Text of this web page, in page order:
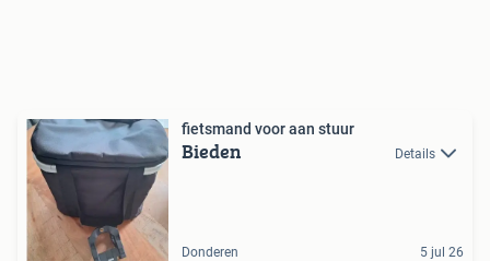
fietsmand voor aan stuur
Bieden Details
Donderen 5 jul 26